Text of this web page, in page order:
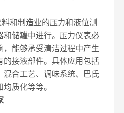
和制造业的压力和液位测
和储罐中进行。压力仪表必
，能够承受清洁过程中产生
的接液部件。具体应用包括
混合工艺、调味系统、巴氏
质化等等。